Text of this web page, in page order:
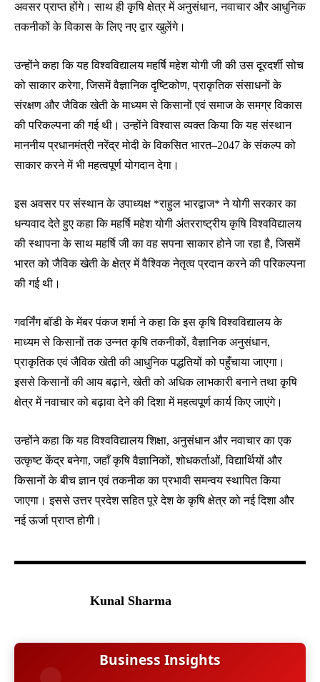
अवसर प्राप्त होंगे। साथ ही कृषि क्षेत्र में अनुसंधान, नवाचार और आधुनिक
तकनीकों के विकास के लिए नए द्वार खुलेंगे।
उन्होंने कहा कि यह विश्वविद्यालय महर्षि महेश योगी जी की उस दूरदर्शी सोच
को साकार करेगा, जिसमें वैज्ञानिक दृष्टिकोण, प्राकृतिक संसाधनों के
संरक्षण और जैविक खेती के माध्यम से किसानों एवं समाज के समग्र विकास
की परिकल्पना की गई थी। उन्होंने विश्वास व्यक्त किया कि यह संस्थान
माननीय प्रधानमंत्री नरेंद्र मोदी के विकसित भारत–2047 के संकल्प को
साकार करने में भी महत्वपूर्ण योगदान देगा।
इस अवसर पर संस्थान के उपाध्यक्ष *राहुल भारद्वाज* ने योगी सरकार का
धन्यवाद देते हुए कहा कि महर्षि महेश योगी अंतरराष्ट्रीय कृषि विश्वविद्यालय
की स्थापना के साथ महर्षि जी का वह सपना साकार होने जा रहा है, जिसमें
भारत को जैविक खेती के क्षेत्र में वैश्विक नेतृत्व प्रदान करने की परिकल्पना
की गई थी।
गवर्निंग बॉडी के मेंबर पंकज शर्मा ने कहा कि इस कृषि विश्वविद्यालय के
माध्यम से किसानों तक उन्नत कृषि तकनीकों, वैज्ञानिक अनुसंधान,
प्राकृतिक एवं जैविक खेती की आधुनिक पद्धतियों को पहुँचाया जाएगा।
इससे किसानों की आय बढ़ाने, खेती को अधिक लाभकारी बनाने तथा कृषि
क्षेत्र में नवाचार को बढ़ावा देने की दिशा में महत्वपूर्ण कार्य किए जाएंगे।
उन्होंने कहा कि यह विश्वविद्यालय शिक्षा, अनुसंधान और नवाचार का एक
उत्कृष्ट केंद्र बनेगा, जहाँ कृषि वैज्ञानिकों, शोधकर्ताओं, विद्यार्थियों और
किसानों के बीच ज्ञान एवं तकनीक का प्रभावी समन्वय स्थापित किया
जाएगा। इससे उत्तर प्रदेश सहित पूरे देश के कृषि क्षेत्र को नई दिशा और
नई ऊर्जा प्राप्त होगी।
Kunal Sharma
Business Insights